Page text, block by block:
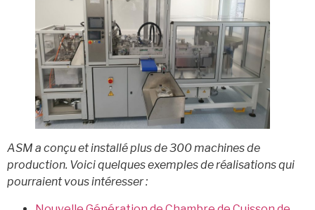
ASM a conçu et installé plus de 300 machines de
production. Voici quelques exemples de réalisations qui
pourraient vous intéresser :